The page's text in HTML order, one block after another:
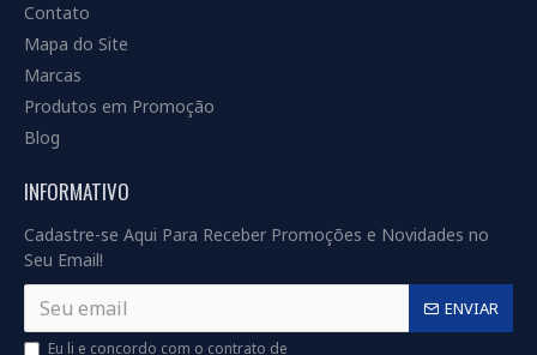
Contato
Mapa do Site
Marcas
Produtos em Promoção
Blog
INFORMATIVO
Cadastre-se Aqui Para Receber Promoções e Novidades no
Seu Email!
ENVIAR
Eu li e concordo com o contrato de